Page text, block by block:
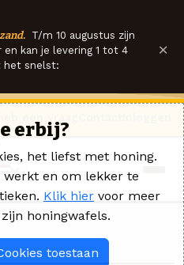
T/m 10 augustus zijn
kan je levering 1 tot 4
het snelst:
×
erbij?
het liefst met honing.
en om lekker te
Klik hier voor meer
honingwafels.
toestaan